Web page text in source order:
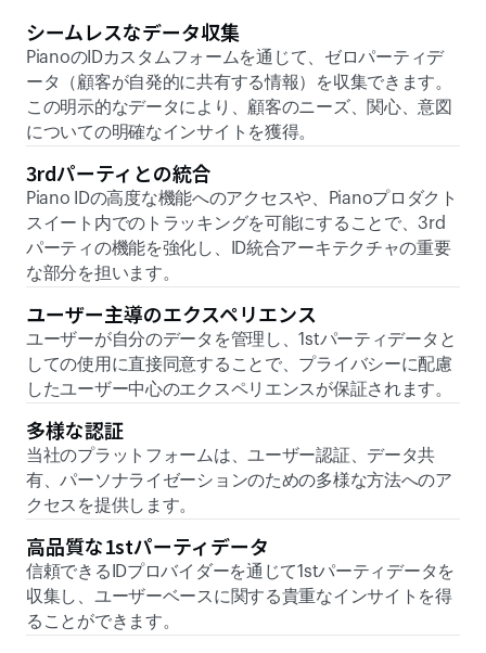
シームレスなデータ収集
PianoのIDカスタムフォームを通じて、ゼロパーティデ
ータ（顧客が自発的に共有する情報）を収集できます。
この明示的なデータにより、顧客のニーズ、関心、意図
についての明確なインサイトを獲得。
3rdパーティとの統合
Piano IDの高度な機能へのアクセスや、Pianoプロダクト
スイート内でのトラッキングを可能にすることで、3rd
パーティの機能を強化し、ID統合アーキテクチャの重要
な部分を担います。
ユーザー主導のエクスペリエンス
ユーザーが自分のデータを管理し、1stパーティデータと
しての使用に直接同意することで、プライバシーに配慮
したユーザー中心のエクスペリエンスが保証されます。
多様な認証
当社のプラットフォームは、ユーザー認証、データ共
有、パーソナライゼーションのための多様な方法へのア
クセスを提供します。
高品質な1stパーティデータ
信頼できるIDプロバイダーを通じて1stパーティデータを
収集し、ユーザーベースに関する貴重なインサイトを得
ることができます。